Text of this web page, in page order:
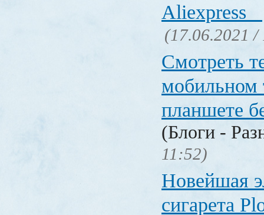
Aliexpress
(17.06.2021 /
Смотреть
мобильном
планшете
(Блоги -
11:52)
Новейшая
сигарета